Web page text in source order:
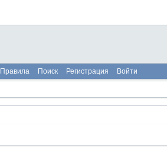
Правила Поиск Регистрация Войти